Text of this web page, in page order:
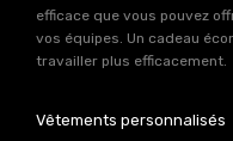
efficace que vous pouvez
vos équipes. Un cadeau
travailler plus efficacement.
Vêtements personnalisés